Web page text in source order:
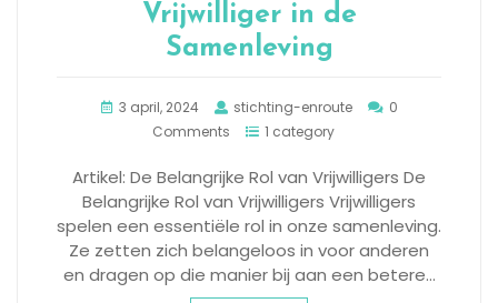
Vrijwilliger in de
Samenleving
3 april, 2024 stichting-enroute
0
Comments
1 category
Artikel: De Belangrijke Rol van Vrijwilligers De
Belangrijke Rol van Vrijwilligers Vrijwilligers
spelen een essentiële rol in onze samenleving.
Ze zetten zich belangeloos in voor anderen
en dragen op die manier bij aan een betere…